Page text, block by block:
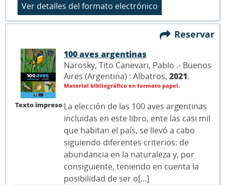
Reservar
Texto impreso
100 aves argentinas
Narosky, Tito Canevari, Pablo .- Buenos
Aires (Argentina) : Albatros, 2021.
Material bibliográfico en formato papel.
La elección de las 100 aves argentinas
incluidas en este libro, ente las casi mil
que habitan el país, se llevó a cabo
siguiendo diferentes criterios: de
abundancia en la naturaleza y, por
consiguiente, teniendo en cuenta la
posibilidad de ser o[...]